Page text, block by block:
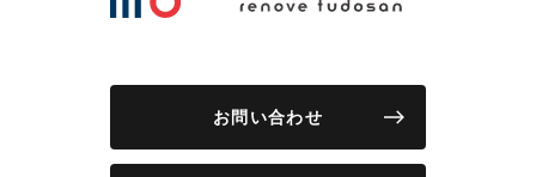
お問い合わせ